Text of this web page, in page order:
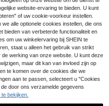
4
SHEIN Unity Trui met strassdetails,
verlaagde schouders en pointelle-b
reisel, gebreide top met lange mou
wen voor de herfst en winter.
3 over
20 .89€
zijn Zie alle
website-ervaring te bieden. U kunt
of uw cookie-voorkeur instellen.
alle optionele cookies instellen, die ons
bieden van verbeterde functionaliteit en
om uw winkelervaring bij SHEIN te
staat u alleen het gebruik van strikt
werking van onze website. U kunt deze
maar dit kan van invloed zijn op
te komen over de cookies die we
aan te passen, selecteert u "Cookies
door ons verzamelde gegevens
bekijken.